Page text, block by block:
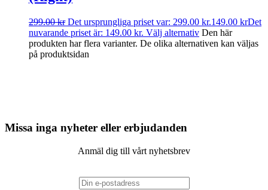
299.00kr Det ursprungliga priset var: 299.00 kr.149.00 krDet
nuvarande priset är: 149.00 kr. Välj alternativ Den här
produkten har flera varianter. De olika alternativen kan väljas
på produktsidan
Missa inga nyheter eller erbjudanden
Anmäl dig till vårt nyhetsbrev